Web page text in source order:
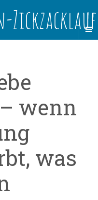
Zickzacklauf
wenn
was